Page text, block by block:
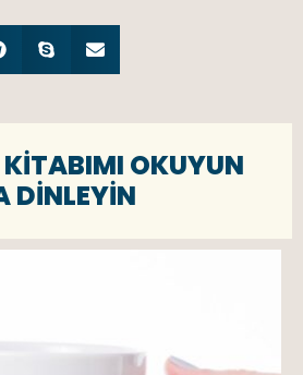
KITABIMI OKUYUN
DINLEYIN